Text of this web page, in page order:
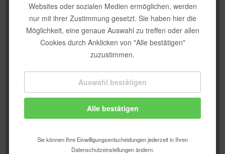
Websites oder sozialen Medien ermöglichen, werden
nur mit ihrer Zustimmung gesetzt. Sie haben hier die
Möglichkeit, eine genaue Auswahl zu treffen oder allen
Cookies durch Anklicken von "Alle bestätigen"
zuzustimmen.
Technisch erforderlich
Komfortfunktionen
Auswahl bestätigen
Alle bestätigen
Sie können Ihre Einwilligungsentscheidungen jederzeit in Ihren
Datenschutzeinstellungen ändern.